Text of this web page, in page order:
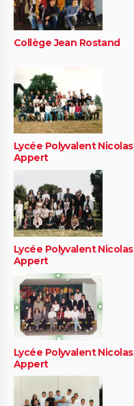
Collège Jean Rostand
Lycée Polyvalent Nicolas
Appert
Lycée Polyvalent Nicolas
Appert
Lycée Polyvalent Nicolas
Appert